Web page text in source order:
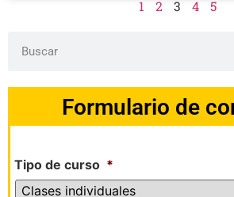
1 2 3 4 5
Formulario de
Tipo de curso *